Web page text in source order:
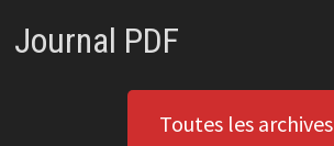
Journal PDF
Toutes les archives